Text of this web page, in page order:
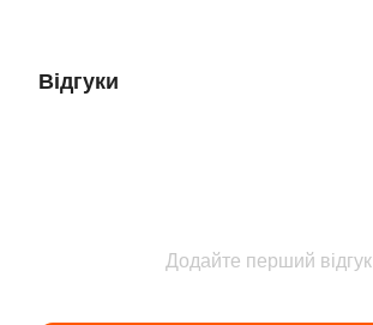
Відгуки
Додайте перший відгук